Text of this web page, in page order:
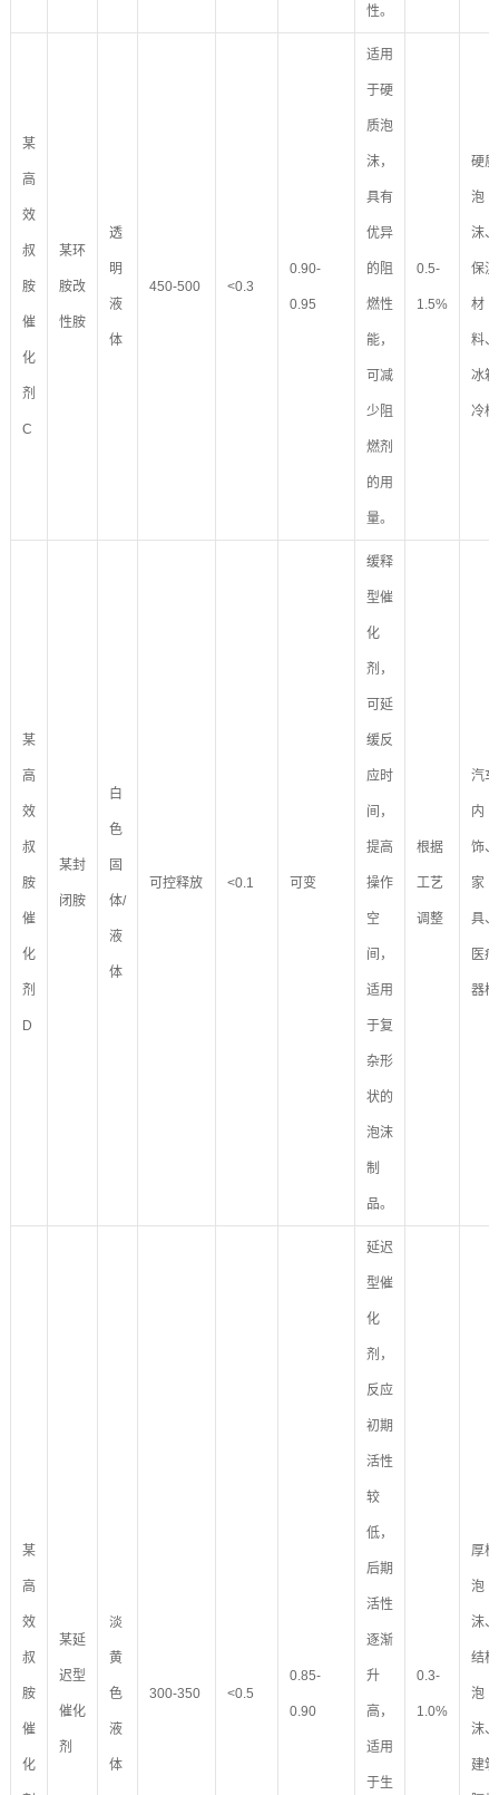
性。
某
高
效
叔
胺
催
化
剂
C
某环
胺改
性胺
透
明
液
体
450-500 <0.3
0.90-
0.95
适用
于硬
质泡
沫，
具有
优异
的阻
燃性
能，
可减
少阻
燃剂
的用
量。
0.5-
1.5%
硬质
泡
沫、
保温
材
料、
冰箱
冷柜
某
高
效
叔
胺
催
化
剂
D
某封
闭胺
白
色
固
体/
液
体
可控释放 <0.1 可变
缓释
型催
化
剂，
可延
缓反
应时
间，
提高
操作
空
间，
适用
于复
杂形
状的
泡沫
制
品。
根据
工艺
调整
汽车
内
饰、
家
具、
医疗
器械
某
高
效
叔
胺
催
化
某延
迟型
催化
剂
淡
黄
色
液
体
300-350 <0.5
0.85-
0.90
延迟
型催
化
剂，
反应
初期
活性
较
低，
后期
活性
逐渐
升
高，
适用
于生
0.3-
1.0%
厚板
泡
沫、
结构
泡
沫、
建筑